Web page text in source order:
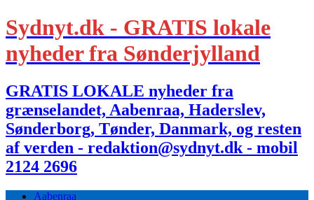
Sydnyt.dk - GRATIS lokale
nyheder fra Sønderjylland
GRATIS LOKALE nyheder fra
grænselandet, Aabenraa, Haderslev,
Sønderborg, Tønder, Danmark, og resten
af verden - redaktion@sydnyt.dk - mobil
2124 2696
Aabenraa